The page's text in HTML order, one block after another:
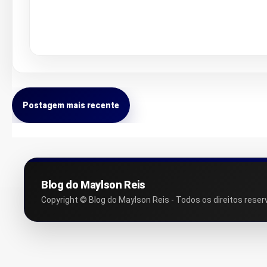
Postagem mais recente
Blog do Maylson Reis
Copyright © Blog do Maylson Reis - Todos os direitos